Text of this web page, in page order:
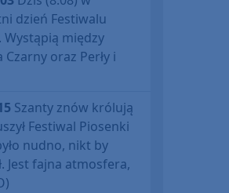
dzień Festiwalu
Wystąpią między
oraz Perły i
Szanty znów królują
Festiwal Piosenki
nudno, nikt by
Jest fajna atmosfera,